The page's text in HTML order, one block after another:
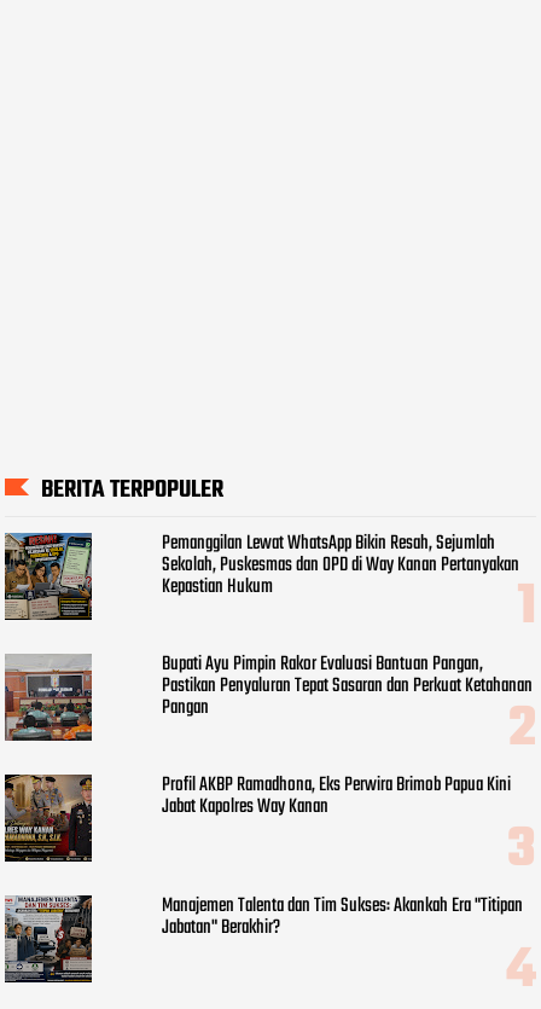
BERITA TERPOPULER
Pemanggilan Lewat WhatsApp Bikin Resah, Sejumlah
Sekolah, Puskesmas dan OPD di Way Kanan Pertanyakan
Kepastian Hukum
Bupati Ayu Pimpin Rakor Evaluasi Bantuan Pangan,
Pastikan Penyaluran Tepat Sasaran dan Perkuat Ketahanan
Pangan
Profil AKBP Ramadhona, Eks Perwira Brimob Papua Kini
Jabat Kapolres Way Kanan
Manajemen Talenta dan Tim Sukses: Akankah Era "Titipan
Jabatan" Berakhir?